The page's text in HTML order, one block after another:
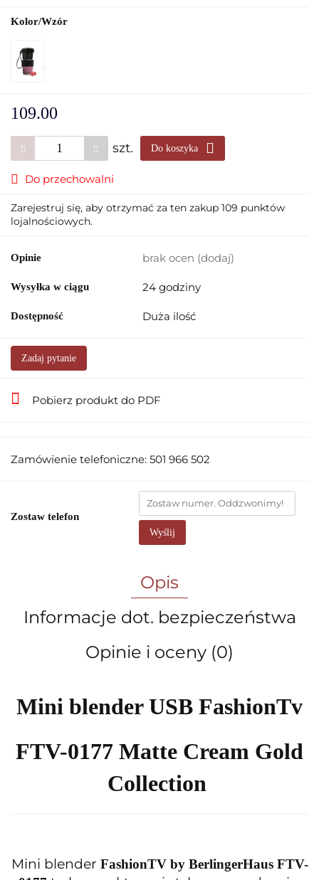
Kolor/Wzór
109.00
szt. Do koszyka
Do przechowalni
Zarejestruj się, aby otrzymać za ten zakup 109 punktów
lojalnościowych.
Opinie brak ocen (dodaj)
Wysyłka w ciągu 24 godziny
Dostępność Duża ilość
Zadaj pytanie
Pobierz produkt do PDF
Zamówienie telefoniczne: 501 966 502
Zostaw telefon
Wyślij
Opis
Informacje dot. bezpieczeństwa
Opinie i oceny (0)
Mini blender USB FashionTv
FTV-0177 Matte Cream Gold
Collection
Mini blender FashionTV by BerlingerHaus FTV-